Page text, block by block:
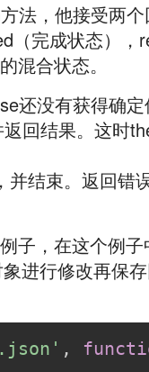
法，他接受两
（完成状态）
混合状态。
还没有获得确
回结果。这时
结束。返回错
子，在这个例
进行修改再保
,